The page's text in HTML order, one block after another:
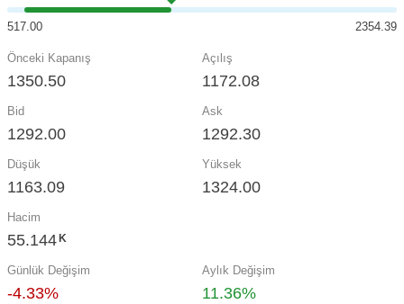
517.00 2354.39
Önceki Kapanış
1350.50
Açılış
1172.08
Bid
1292.00
Ask
1292.30
Düşük
1163.09
Yüksek
1324.00
Hacim
55.144 K
Günlük Değişim
-4.33%
Aylık Değişim
11.36%